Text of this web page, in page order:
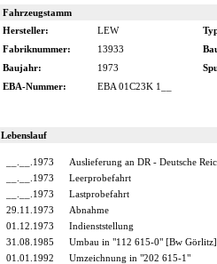
Fahrzeugstamm
Hersteller:
LEW
Fabriknummer:
13933
Baujahr:
1973
EBA-Nummer:
EBA 01C23K 1__
Lebenslauf
__.__.1973
Auslieferung an DR - Deutsche
__.__.1973
Leerprobefahrt
__.__.1973
Lastprobefahrt
29.11.1973
Abnahme
01.12.1973
Indienststellung
31.08.1985
Umbau in "112 615-0" [Bw Görlitz]
01.01.1992
Umzeichnung in "202 615-1"